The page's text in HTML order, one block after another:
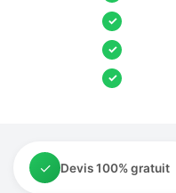
✓
✓
✓
✓ Devis 100% gratuit